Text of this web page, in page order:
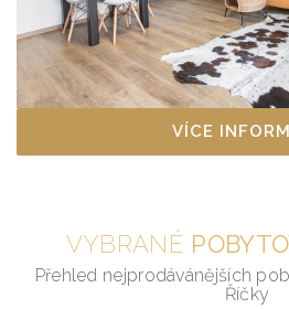
VÍCE
VYBRANÉ
Přehled nejprodávánějších
Říčky